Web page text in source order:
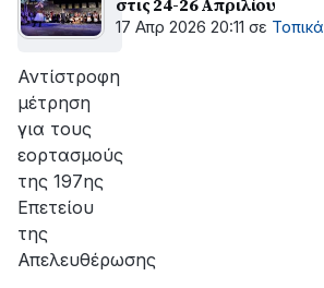
στις 24-26 Απριλίου
17 Απρ 2026 20:11 σε Τοπικά
Αντίστροφη
μέτρηση
για τους
εορτασμούς
της 197ης
Επετείου
της
Απελευθέρωσης